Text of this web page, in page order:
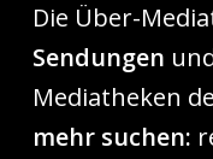
Die Über-
Sendungen
Mediatheken
mehr suchen: